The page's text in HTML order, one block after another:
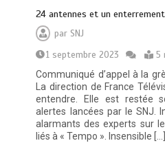
24 antennes et un enterrement
par SNJ
1 septembre 2023
5
Communiqué d’appel à la
La direction de France
entendre. Elle est restée
alertes lancées par le SNJ.
alarmants des experts sur
liés à « Tempo ». Insensible […]